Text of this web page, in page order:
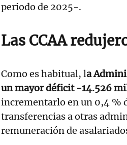
periodo de 2025-.
Las CCAA
Como es habitual, la
un mayor déficit -14.526
incrementarlo en un 0,4 %
transferencias a otras
remuneración de